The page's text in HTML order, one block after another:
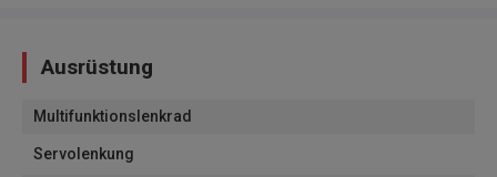
Ausrüstung
Multifunktionslenkrad
Servolenkung